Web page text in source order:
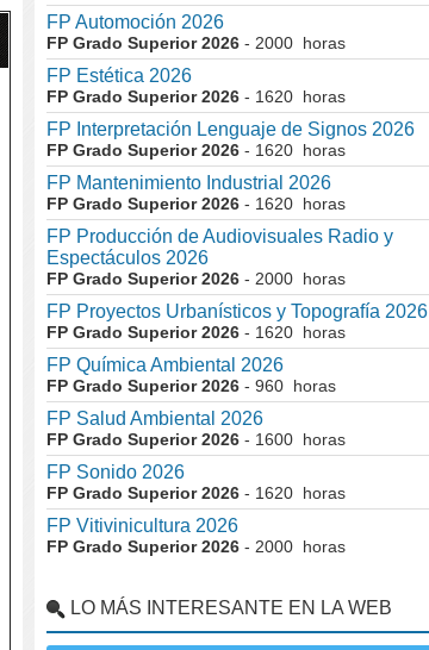
FP Automoción 2026
FP Grado Superior 2026 - 2000 horas
FP Estética 2026
FP Grado Superior 2026 - 1620 horas
FP Interpretación Lenguaje de Signos 2026
FP Grado Superior 2026 - 1620 horas
FP Mantenimiento Industrial 2026
FP Grado Superior 2026 - 1620 horas
FP Producción de Audiovisuales Radio y
Espectáculos 2026
FP Grado Superior 2026 - 2000 horas
FP Proyectos Urbanísticos y Topografía 2026
FP Grado Superior 2026 - 1620 horas
FP Química Ambiental 2026
FP Grado Superior 2026 - 960 horas
FP Salud Ambiental 2026
FP Grado Superior 2026 - 1600 horas
FP Sonido 2026
FP Grado Superior 2026 - 1620 horas
FP Vitivinicultura 2026
FP Grado Superior 2026 - 2000 horas
LO MÁS INTERESANTE EN LA WEB